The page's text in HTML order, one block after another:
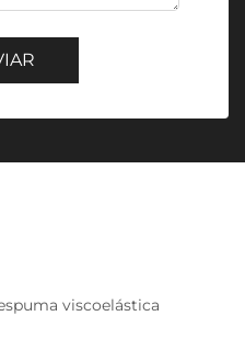
viscoelástica